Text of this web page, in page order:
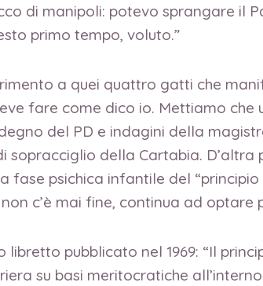
di manipoli: potevo sprangare il
primo tempo, voluto.”
a quei quattro gatti che
fare come dico io. Mettiamo che
del PD e indagini della
della Cartabia. D’altra
psichica infantile del
c’è mai fine, continua ad optare
pubblicato nel 1969: “Il
su basi meritocratiche